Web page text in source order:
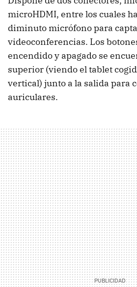
microHDMI, entre los cuales
diminuto micrófono para
videoconferencias. Los
encendido y apagado se
superior (viendo el tablet
vertical) junto a la salida para
auriculares.